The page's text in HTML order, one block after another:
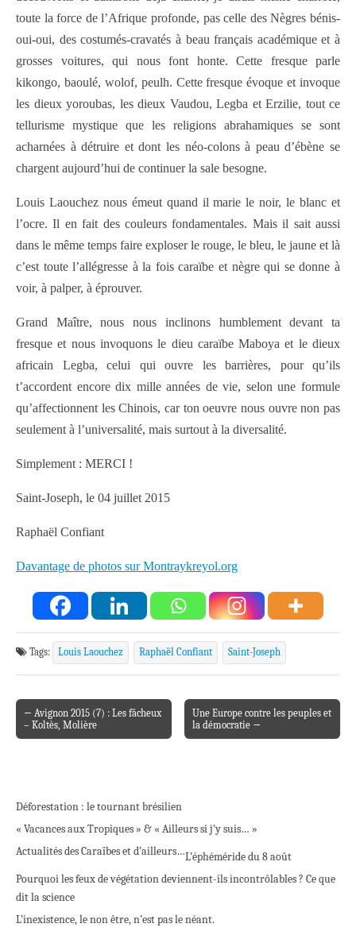
toute la force de l’Afrique profonde, pas celle des Nègres bénis-
oui-oui, des costumés-cravatés à beau français académique et à
grosses voitures, qui nous font honte. Cette fresque parle
kikongo, baoulé, wolof, peulh. Cette fresque évoque et invoque
les dieux yoroubas, les dieux Vaudou, Legba et Erzilie, tout ce
tellurisme mystique que les religions abrahamiques se sont
acharnées à détruire et dont les néo-colons à peau d’ébène se
chargent aujourd’hui de continuer la sale besogne.
Louis Laouchez nous émeut quand il marie le noir, le blanc et
l’ocre. Il en fait des couleurs fondamentales. Mais il sait aussi
dans le même temps faire exploser le rouge, le bleu, le jaune et là
c’est toute l’allégresse à la fois caraïbe et nègre qui se donne à
voir, à palper, à éprouver.
Grand Maître, nous nous inclinons humblement devant ta
fresque et nous invoquons le dieu caraïbe Maboya et le dieux
africain Legba, celui qui ouvre les barrières, pour qu’ils
t’accordent encore dix mille années de vie, selon une formule
qu’affectionnent les Chinois, car ton oeuvre nous ouvre non pas
seulement à l’universalité, mais surtout à la diversalité.
Simplement : MERCI !
Saint-Joseph, le 04 juillet 2015
Raphaël Confiant
Davantage de photos sur Montraykreyol.org
Tags: Louis Laouchez Raphaël Confiant Saint-Joseph
Post navigation
← Avignon 2015 (7) : Les fâcheux
– Koltès, Molière
Une Europe contre les peuples et
la démocratie →
Déforestation : le tournant brésilien
« Vacances aux Tropiques » & « Ailleurs si j’y suis… »
Actualités des Caraïbes et d’ailleurs…L’éphéméride du 8 août
Pourquoi les feux de végétation deviennent-ils incontrôlables ? Ce que
dit la science
L’inexistence, le non être, n’est pas le néant.